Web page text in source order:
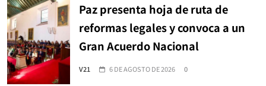
Paz presenta hoja de ruta de
reformas legales y convoca a un
Gran Acuerdo Nacional
V21 6 DE AGOSTO DE 2026 0